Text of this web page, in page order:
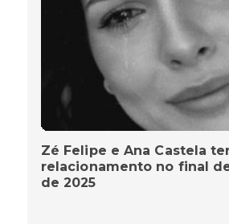
Zé Felipe e Ana Castela
relacionamento no final
de 2025